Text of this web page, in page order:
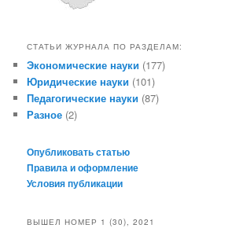
СТАТЬИ ЖУРНАЛА ПО РАЗДЕЛАМ:
Экономические науки (177)
Юридические науки (101)
Педагогические науки (87)
Разное (2)
Опубликовать статью
Правила и оформление
Условия публикации
ВЫШЕЛ НОМЕР 1 (30), 2021